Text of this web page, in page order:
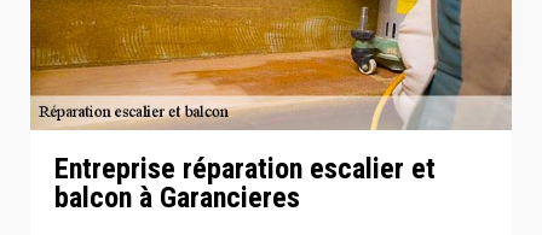
Entreprise réparation escalier et
balcon à Garancieres